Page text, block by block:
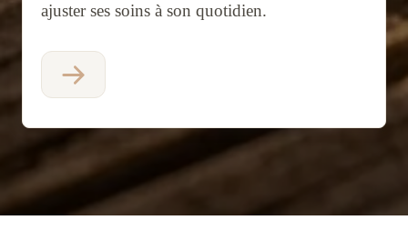
ajuster ses soins à son quotidien.